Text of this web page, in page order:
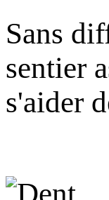
Sans
sentier
s'aider